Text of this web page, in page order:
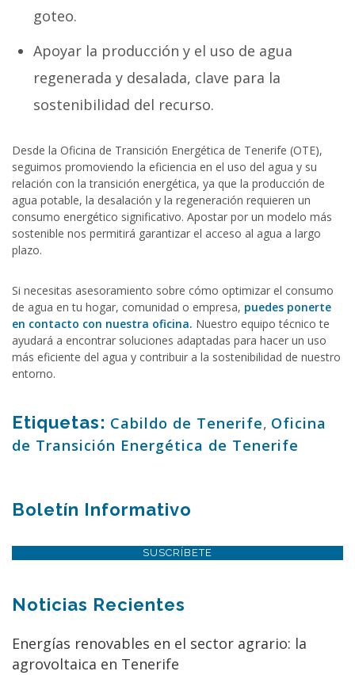
goteo.
Apoyar la producción y el uso de agua
regenerada y desalada, clave para la
sostenibilidad del recurso.
Desde la Oficina de Transición Energética de Tenerife (OTE),
seguimos promoviendo la eficiencia en el uso del agua y su
relación con la transición energética, ya que la producción de
agua potable, la desalación y la regeneración requieren un
consumo energético significativo. Apostar por un modelo más
sostenible nos permitirá garantizar el acceso al agua a largo
plazo.
Si necesitas asesoramiento sobre cómo optimizar el consumo
de agua en tu hogar, comunidad o empresa, puedes ponerte
en contacto con nuestra oficina. Nuestro equipo técnico te
ayudará a encontrar soluciones adaptadas para hacer un uso
más eficiente del agua y contribuir a la sostenibilidad de nuestro
entorno.
Etiquetas: Cabildo de Tenerife, Oficina
de Transición Energética de Tenerife
Boletín Informativo
SUSCRÍBETE
Noticias Recientes
Energías renovables en el sector agrario: la
agrovoltaica en Tenerife